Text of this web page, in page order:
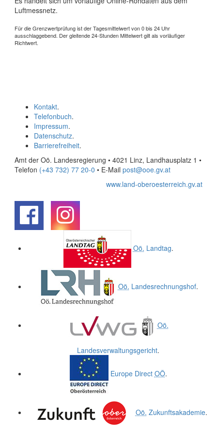
Luftmessnetz.
Für die Grenzwertprüfung ist der Tagesmittelwert von 0 bis 24 Uhr
ausschlaggebend. Der gleitende 24-Stunden Mittelwert gilt als vorläufiger
Richtwert.
Kontakt.
Telefonbuch.
Impressum.
Datenschutz.
Barrierefreiheit.
Amt der Oö. Landesregierung • 4021 Linz, Landhausplatz 1 •
Telefon (+43 732) 77 20-0 • E-Mail post@ooe.gv.at
www.land-oberoesterreich.gv.at
Oö. Landtag.
Oö. Landesrechnungshof.
Oö.
Landesverwaltungsgericht.
Europe Direct OÖ.
Oö. Zukunftsakademie.